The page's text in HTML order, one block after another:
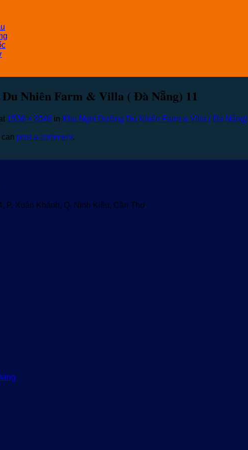
Nhiên Farm & Villa ( Đà Nẵng) 11
1536 × 2048 in Khu Nghỉ Dưỡng Du Nhiên Farm & Villa ( Đà Nẵng)
post a comment.
P. Xuân Khánh, Q. Ninh Kiều, Cần Thơ